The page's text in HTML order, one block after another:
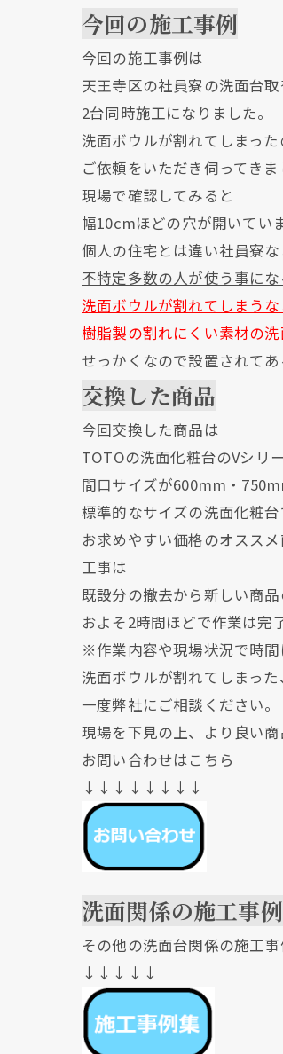
今回の施工事例
今回の施工事例は
天王寺区の社員寮の洗面台取
2台同時施工になりました。
洗面ボウルが割れてしまっ
ご依頼をいただき伺ってきま
現場で確認してみると
幅10cmほどの穴が開いてい
個人の住宅とは違い社員寮
不特定多数の人が使う事に
洗面ボウルが割れてしまう
樹脂製の割れにくい素材の
せっかくなので設置されて
交換した商品
今回交換した商品は
TOTOの洗面化粧台のVシリー
間口サイズが600mm・
標準的なサイズの洗面化粧台
お求めやすい価格のオススメ
工事は
既設分の撤去から新しい商
およそ2時間ほどで作業は完
※作業内容や現場状況で時間
洗面ボウルが割れてしまっ
一度弊社にご相談ください。
現場を下見の上、より良い
お問い合わせはこちら
↓↓↓↓↓↓↓↓
洗面関係の施工事
その他の洗面台関係の施工
↓↓↓↓↓